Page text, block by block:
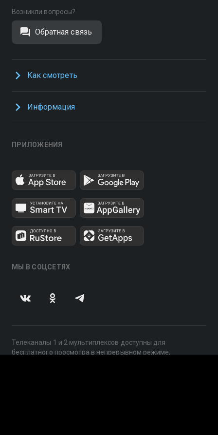
Возникли вопросы?
Обратная связь
Как смотреть
Информация
ПРИЛОЖЕНИЯ
МЫ В СОЦСЕТЯХ
Телеканалы 1 и 2 мультиплексов доступны для
бесплатного просмотра в непрерывном режиме,